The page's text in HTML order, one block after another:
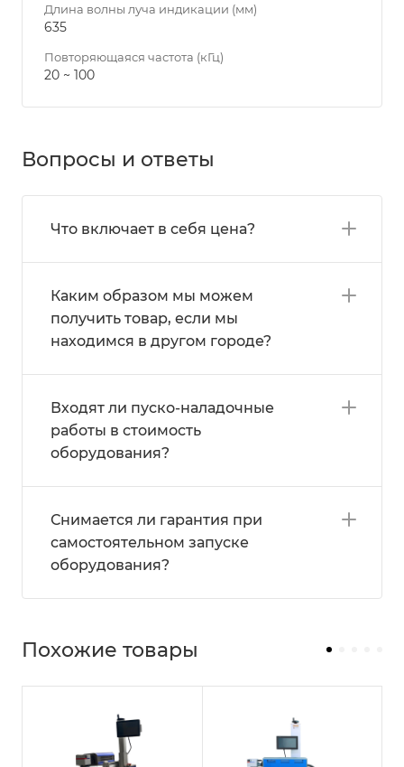
Длина волны луча индикации (мм)
635
Повторяющаяся частота (кГц)
20 ~ 100
Вопросы и ответы
Что включает в себя цена?
Каким образом мы можем
получить товар, если мы
находимся в другом городе?
Входят ли пуско-наладочные
работы в стоимость
оборудования?
Снимается ли гарантия при
самостоятельном запуске
оборудования?
Похожие товары